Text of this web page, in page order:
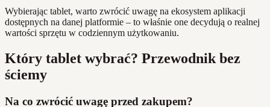
Wybierając tablet, warto zwrócić uwagę na ekosystem aplikacji
dostępnych na danej platformie – to właśnie one decydują o realnej
wartości sprzętu w codziennym użytkowaniu.
Który tablet wybrać? Przewodnik bez
ściemy
Na co zwrócić uwagę przed zakupem?